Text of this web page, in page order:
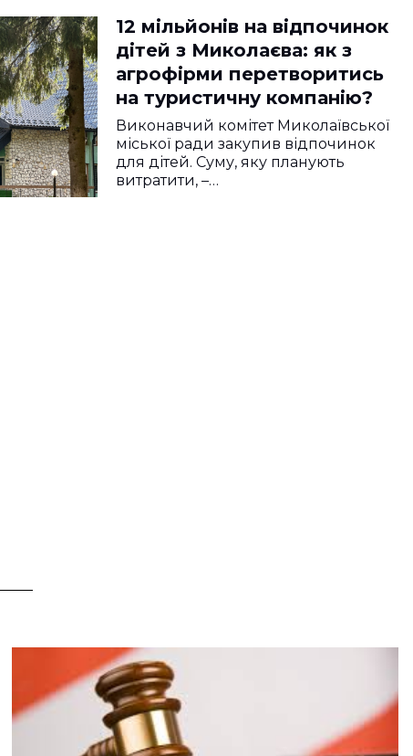
12 мільйонів на відпочинок
дітей з Миколаєва: як з
агрофірми перетворитись
на туристичну компанію?
Виконавчий комітет Миколаївської
міської ради закупив відпочинок
для дітей. Суму, яку планують
витратити, –…